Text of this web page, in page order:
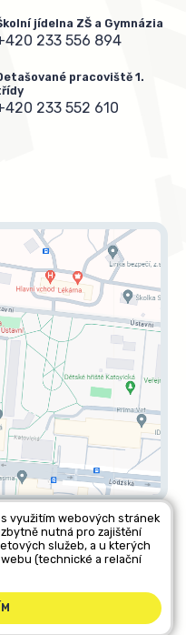
jídelna ZŠ a Gymnázia
233 556 894
pracoviště 1.
233 552 610
© 2026 |Mapa stránek
|Pravidla COOKIES
využitím webových stránek
nutná pro zajištění
služeb, a u kterých
(technické a relační